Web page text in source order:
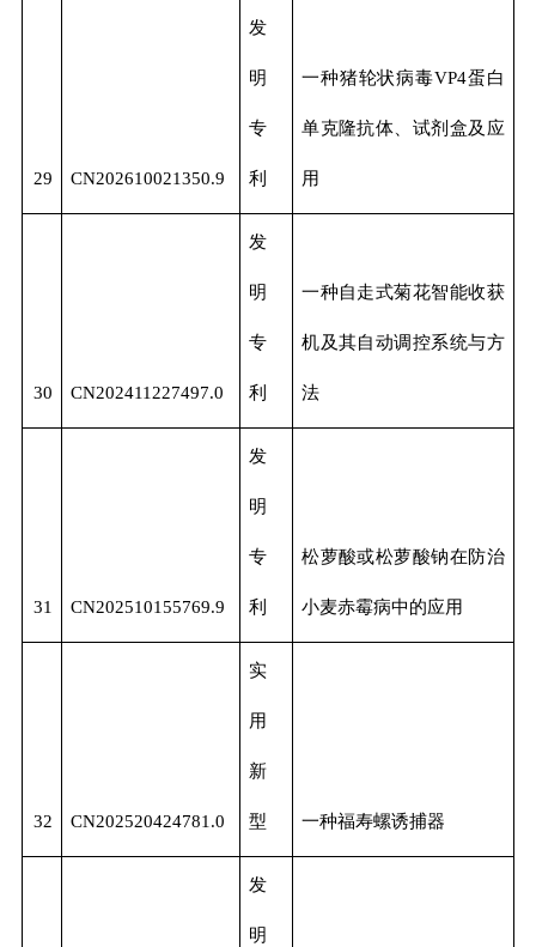
29 CN202610021350.9
发
明
专
利
一种猪轮状病毒VP4蛋白
单克隆抗体、试剂盒及应
用
30 CN202411227497.0
发
明
专
利
一种自走式菊花智能收获
机及其自动调控系统与方
法
31 CN202510155769.9
发
明
专
利
松萝酸或松萝酸钠在防治
小麦赤霉病中的应用
32 CN202520424781.0
实
用
新
型 一种福寿螺诱捕器
发
明